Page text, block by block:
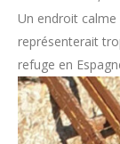
Un endroit
représenterait
refuge en